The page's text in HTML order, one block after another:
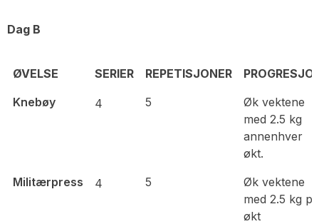
Dag B
ØVELSE SERIER REPETISJONER
ØVELSE
SERIER REPETISJONER
Knebøy 4 5
Øk vektene
med 2.5 kg
annenhver
økt.
Militærpress
4 5
Øk vektene
med 2.5 kg pr.
økt